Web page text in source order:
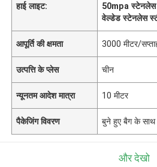
हाई लाइट:
50mpa स्टेनलेस
वेल्डेड स्टेनलेस
आपूर्ति की क्षमता 3000 मीटर/
उत्पत्ति के प्लेस चीन
न्यूनतम आदेश मात्रा 10 मीटर
पैकेजिंग विवरण बुने हुए बैग के
और देखो